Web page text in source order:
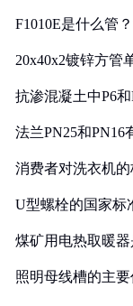
F1010E是什么管
20x40x2镀锌方管
抗渗混凝土中P6
法兰PN25和PN16
消费者对洗衣机
U型螺栓的国家标
煤矿用电热取暖
照明母线槽的主